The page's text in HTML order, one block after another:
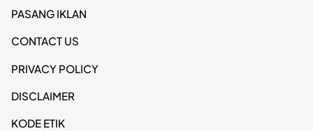
PASANG IKLAN
CONTACT US
PRIVACY POLICY
DISCLAIMER
KODE ETIK